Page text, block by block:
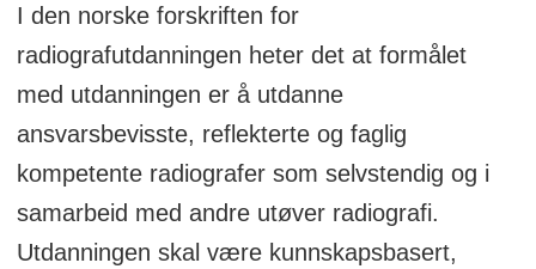
I den norske forskriften for
radiografutdanningen heter det at formålet
med utdanningen er å utdanne
ansvarsbevisste, reflekterte og faglig
kompetente radiografer som selvstendig og i
samarbeid med andre utøver radiografi.
Utdanningen skal være kunnskapsbasert,